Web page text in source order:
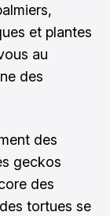
et plantes
au
des
des
geckos
des
tortues se